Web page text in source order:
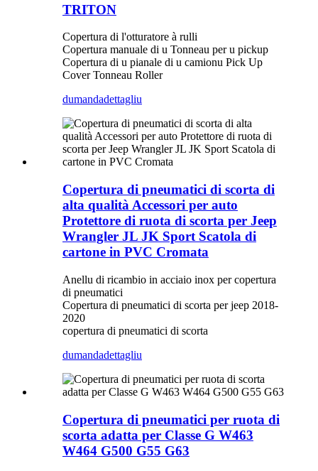
TRITON
Copertura di l'otturatore à rulli
Copertura manuale di u Tonneau per u pickup
Copertura di u pianale di u camionu Pick Up
Cover Tonneau Roller
dumandadettagliu
Copertura di pneumatici di scorta di
alta qualità Accessori per auto
Protettore di ruota di scorta per Jeep
Wrangler JL JK Sport Scatola di
cartone in PVC Cromata
Anellu di ricambio in acciaio inox per copertura
di pneumatici
Copertura di pneumatici di scorta per jeep 2018-
2020
copertura di pneumatici di scorta
dumandadettagliu
Copertura di pneumatici per ruota di
scorta adatta per Classe G W463
W464 G500 G55 G63